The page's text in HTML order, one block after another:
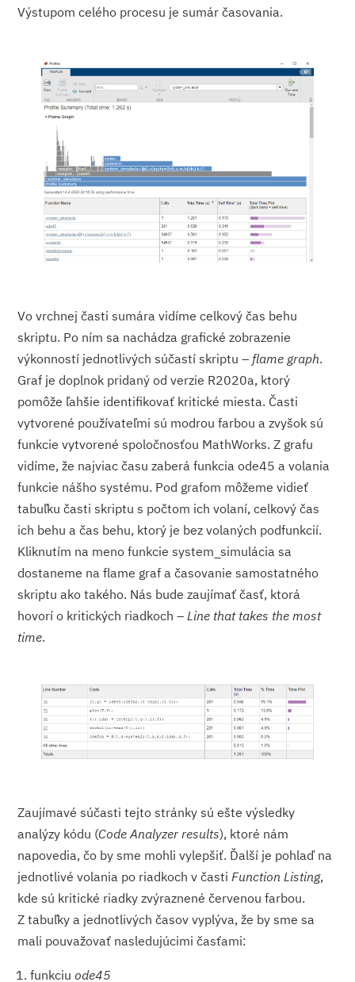
Výstupom celého procesu je sumár časovania.
Vo vrchnej časti sumára vidíme celkový čas behu
skriptu. Po ním sa nachádza grafické zobrazenie
výkonností jednotlivých súčastí skriptu – flame graph.
Graf je doplnok pridaný od verzie R2020a, ktorý
pomôže ľahšie identifikovať kritické miesta. Časti
vytvorené používateľmi sú modrou farbou a zvyšok sú
funkcie vytvorené spoločnosťou MathWorks. Z grafu
vidíme, že najviac času zaberá funkcia ode45 a volania
funkcie nášho systému. Pod grafom môžeme vidieť
tabuľku časti skriptu s počtom ich volaní, celkový čas
ich behu a čas behu, ktorý je bez volaných podfunkcií.
Kliknutím na meno funkcie system_simulácia sa
dostaneme na flame graf a časovanie samostatného
skriptu ako takého. Nás bude zaujímať časť, ktorá
hovorí o kritických riadkoch –Line that takes the most
time.
Zaujímavé súčasti tejto stránky sú ešte výsledky
analýzy kódu (Code Analyzer results), ktoré nám
napovedia, čo by sme mohli vylepšiť. Ďalší je pohlaď na
jednotlivé volania po riadkoch v častiFunction Listing,
kde sú kritické riadky zvýraznené červenou farbou.
Z tabuľky a jednotlivých časov vyplýva, že by sme sa
mali pouvažovať nasledujúcimi časťami:
funkciuode45